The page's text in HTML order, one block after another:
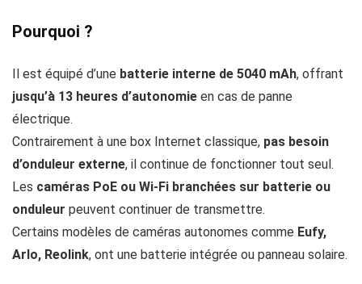
Pourquoi ?
Il est équipé d’une batterie interne de 5040 mAh, offrant
jusqu’à 13 heures d’autonomie en cas de panne
électrique.
Contrairement à une box Internet classique, pas besoin
d’onduleur externe, il continue de fonctionner tout seul.
Les caméras PoE ou Wi-Fi branchées sur batterie ou
onduleur peuvent continuer de transmettre.
Certains modèles de caméras autonomes comme Eufy,
Arlo, Reolink, ont une batterie intégrée ou panneau solaire.